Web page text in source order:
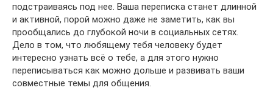
подстраиваясь под нее. Ваша переписка станет длинной
и активной, порой можно даже не заметить, как вы
прообщались до глубокой ночи в социальных сетях.
Дело в том, что любящему тебя человеку будет
интересно узнать всё о тебе, а для этого нужно
переписываться как можно дольше и развивать ваши
совместные темы для общения.